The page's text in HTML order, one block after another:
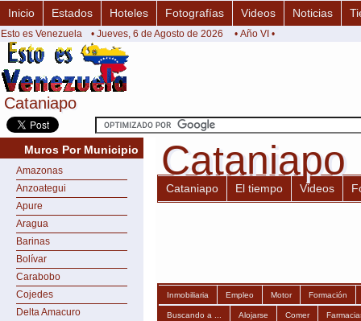
Cataniapo
Cataniapo
Inicio Estados Hoteles Fotografías Videos Noticias
Esto es Venezuela • Jueves, 6 de Agosto de 2026 • Año VI •
Muros Por Municipio
Amazonas
Anzoategui
Apure
Aragua
Barinas
Bolívar
Carabobo
Cojedes
Delta Amacuro
Cataniapo
Cataniapo
Cataniapo El tiempo Videos
Inmobiliaria Empleo Motor Formación
Buscando a ... Alojarse Comer